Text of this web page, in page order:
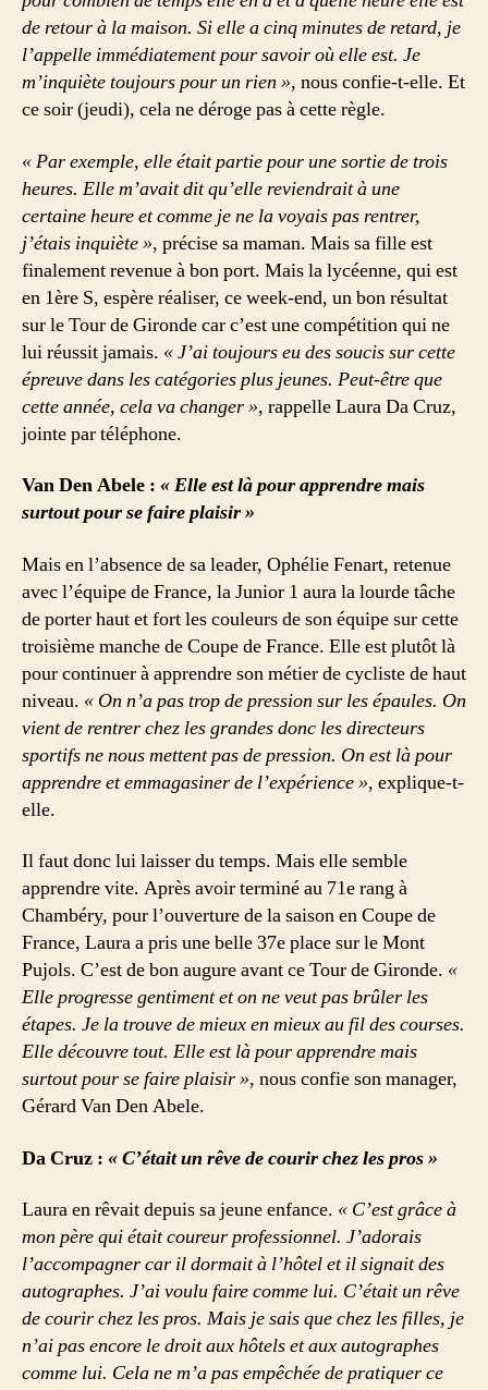
de retour à la maison. Si elle a cinq minutes de retard, je
l’appelle immédiatement pour savoir où elle est. Je
m’inquiète toujours pour un rien », nous confie-t-elle. Et
ce soir (jeudi), cela ne déroge pas à cette règle.
« Par exemple, elle était partie pour une sortie de trois
heures. Elle m’avait dit qu’elle reviendrait à une
certaine heure et comme je ne la voyais pas rentrer,
j’étais inquiète », précise sa maman. Mais sa fille est
finalement revenue à bon port. Mais la lycéenne, qui est
en 1ère S, espère réaliser, ce week-end, un bon résultat
sur le Tour de Gironde car c’est une compétition qui ne
lui réussit jamais. « J’ai toujours eu des soucis sur cette
épreuve dans les catégories plus jeunes. Peut-être que
cette année, cela va changer », rappelle Laura Da Cruz,
jointe par téléphone.
Van Den Abele : « Elle est là pour apprendre mais
surtout pour se faire plaisir »
Mais en l’absence de sa leader, Ophélie Fenart, retenue
avec l’équipe de France, la Junior 1 aura la lourde tâche
de porter haut et fort les couleurs de son équipe sur cette
troisième manche de Coupe de France. Elle est plutôt là
pour continuer à apprendre son métier de cycliste de haut
niveau. « On n’a pas trop de pression sur les épaules. On
vient de rentrer chez les grandes donc les directeurs
sportifs ne nous mettent pas de pression. On est là pour
apprendre et emmagasiner de l’expérience », explique-t-
elle.
Il faut donc lui laisser du temps. Mais elle semble
apprendre vite. Après avoir terminé au 71e rang à
Chambéry, pour l’ouverture de la saison en Coupe de
France, Laura a pris une belle 37e place sur le Mont
Pujols. C’est de bon augure avant ce Tour de Gironde. «
Elle progresse gentiment et on ne veut pas brûler les
étapes. Je la trouve de mieux en mieux au fil des courses.
Elle découvre tout. Elle est là pour apprendre mais
surtout pour se faire plaisir », nous confie son manager,
Gérard Van Den Abele.
Da Cruz : « C’était un rêve de courir chez les pros »
Laura en rêvait depuis sa jeune enfance. « C’est grâce à
mon père qui était coureur professionnel. J’adorais
l’accompagner car il dormait à l’hôtel et il signait des
autographes. J’ai voulu faire comme lui. C’était un rêve
de courir chez les pros. Mais je sais que chez les filles, je
n’ai pas encore le droit aux hôtels et aux autographes
comme lui. Cela ne m’a pas empêchée de pratiquer ce